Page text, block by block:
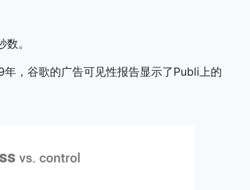
。
年，谷歌的广告可见性报告显示了Publi上的